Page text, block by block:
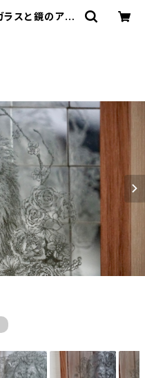
ラスと鏡のアー